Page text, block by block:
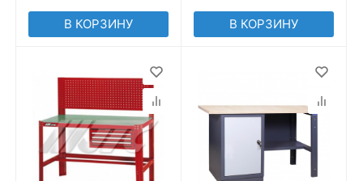
В КОРЗИНУ В КОРЗИНУ